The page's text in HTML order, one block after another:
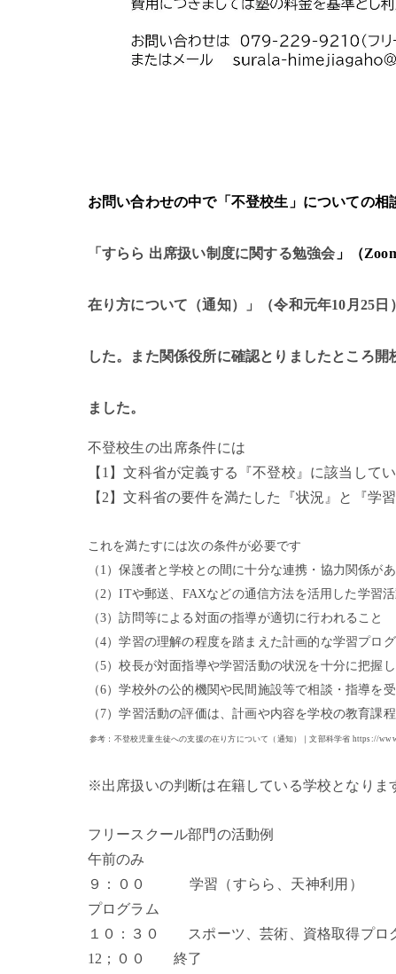
お問い合わせの中で「不登校生」についての
「すらら 出席扱い制度に関する勉強会 」（
在り方について（通知）」 （令和元年10月25日
した。また関係役所に確認とりましたところ
ました。
不登校生の出席条件には
【 1】文科省が定義する『不登校』に該当して
【 2】文科省の要件を満たした『状況』と『学
これを満たすには次の条件が必要です
（ 1）保護者と学校との間に十分な連携・協力関係が
（ 2）ITや郵送、FAXなどの通信方法を活用した学習
（3）訪問等による対面の指導が適切に行われること
（4）学習の理解の程度を踏まえた計画的な学習プロ
（5）校長が対面指導や学習活動の状況を十分に把握
（6）学校外の公的機関や民間施設等で相談・指導を
（ 7）学習活動の評価は、計画や内容を学校の教育課
参考：不登校児童生徒への支援の在り方について（通知）｜文部科学省 https://
※出席扱いの判断は在籍している学校となりま
フリースクール部門の活動例
午前のみ
９：００ 学習（すらら、天神
プログラム
１０：３０ スポーツ、芸術、資格取得プ
12；００ 終了